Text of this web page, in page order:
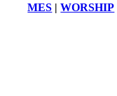
MES |WORSHIP